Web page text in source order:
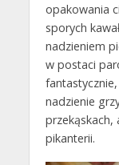
opakowania
sporych
nadzieniem
w postaci
nadzienie
pikanterii.